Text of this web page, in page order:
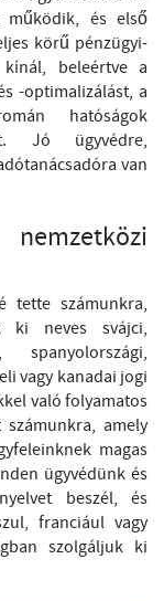
működik, és első
körű pénzügyi-
kínál, beleértve a
-optimalizálást, a
hatóságok
Jó ügyvédre,
van
tette számunkra,
ki neves svájci,
spanyolországi,
vagy kanadai jogi
való folyamatos
amely
magas
ügyvédünk és
beszél, és
franciául vagy
szolgáljuk ki